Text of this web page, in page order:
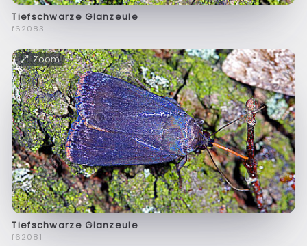
Tiefschwarze Glanzeule
f62083
Zoom
Tiefschwarze Glanzeule
f62081